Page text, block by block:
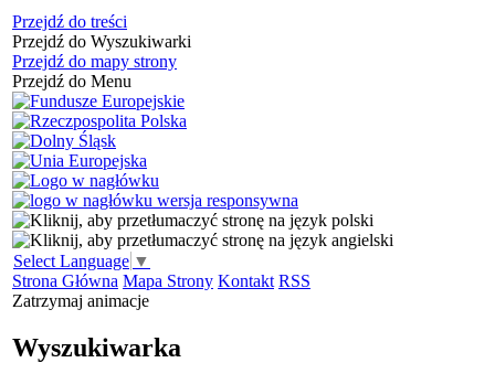
Przejdź do treści
Przejdź do Wyszukiwarki
Przejdź do mapy strony
Przejdź do Menu
Select Language ▼
Strona Główna Mapa Strony Kontakt RSS
Zatrzymaj animacje
Wyszukiwarka